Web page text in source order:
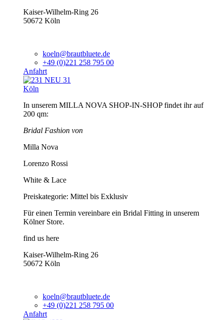
Kaiser-Wilhelm-Ring 26
50672 Köln
koeln@brautbluete.de
+49 (0)221 258 795 00
Anfahrt
Köln
In unserem MILLA NOVA SHOP-IN-SHOP findet ihr auf
200 qm:
Bridal Fashion von
Milla Nova
Lorenzo Rossi
White & Lace
Preiskategorie: Mittel bis Exklusiv
Für einen Termin vereinbare ein Bridal Fitting in unserem
Kölner Store.
find us here
Kaiser-Wilhelm-Ring 26
50672 Köln
koeln@brautbluete.de
+49 (0)221 258 795 00
Anfahrt